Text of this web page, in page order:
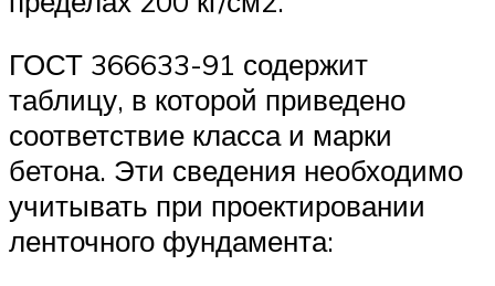
ГОСТ 366633-91 содержит
таблицу, в которой приведено
соответствие класса и марки
бетона. Эти сведения необходимо
учитывать при проектировании
ленточного фундамента: